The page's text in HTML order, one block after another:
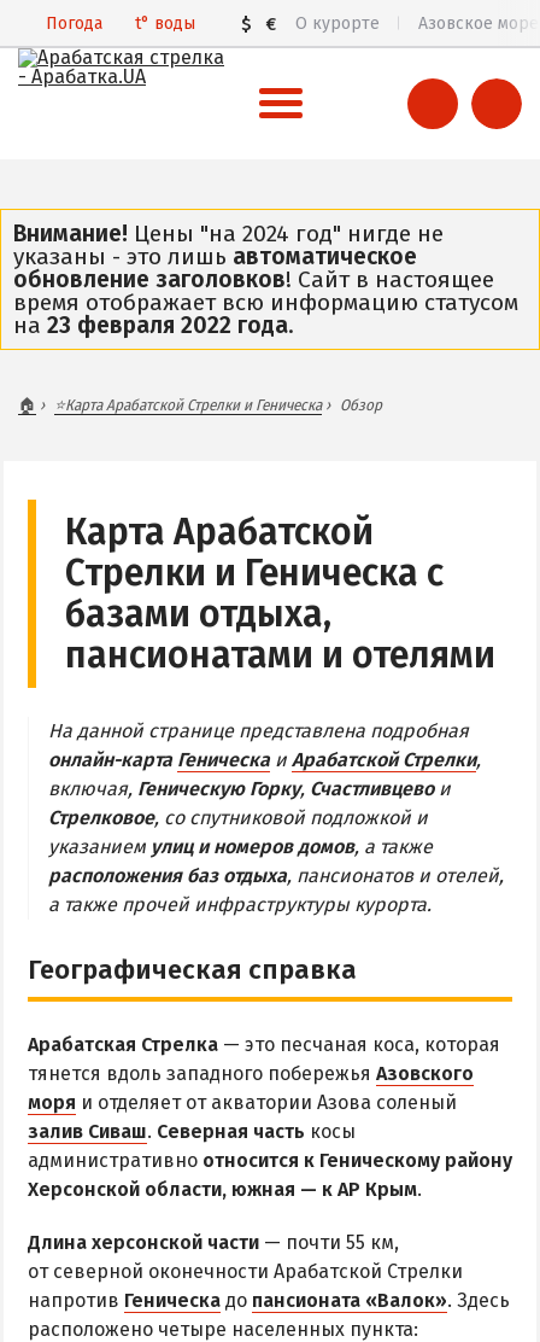
Погода t° воды $ € О курорте Азовское море
Все базы отдыха и отели
Общий обзор курорта
Арабатская Стрелка в 3D
Пляжи
Все веб-камеры
ГЕНИЧЕСК
Обзор Геническа
Все отели и пансионаты Геническа
Веб-камеры Геническа
ГЕНИЧЕСКАЯ ГОРКА
Обзор Генгорки
Все базы отдыха и отели Генгорки
Веб-камеры Генгорки
Карта Генгорки
ПРИОЗЕРНОЕ
СЧАСТЛИВЦЕВО
Обзор Счастливцево
Все базы отдыха в Счастливцево
Веб-камеры в Счастливцево
Карта Счастливцево
Обзор Стрелкового
Все базы отдыха в Стрелковом
Внимание! Цены "на 2024 год" нигде не
указаны - это лишь автоматическое
обновление заголовков! Сайт в настоящее
время отображает всю информацию статусом
на 23 февраля 2022 года.
🏠 ⭐Карта Арабатской Стрелки и Геническа Обзор
Карта Арабатской
Стрелки и Геническа с
базами отдыха,
пансионатами и отелями
На данной странице представлена подробная
онлайн-карта Геническа и Арабатской Стрелки,
включая, Геническую Горку, Счастливцевои
Стрелковое, со спутниковой подложкой и
указанием улиц и номеров домов, а также
расположения баз отдыха, пансионатов и отелей,
а также прочей инфраструктуры курорта.
Географическая справка
Арабатская Стрелка — это песчаная коса, которая
тянется вдоль западного побережья Азовского
моря и отделяет от акватории Азова соленый
залив Сиваш. Северная часть косы
административно относится к Геническому району
Херсонской области, южная — к АР Крым.
Длина херсонской части — почти 55 км,
от северной оконечности Арабатской Стрелки
напротив Геническа до пансионата «Валок». Здесь
расположено четыре населенных пункта: